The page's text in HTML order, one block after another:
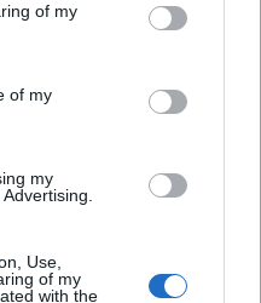
of my
of my
my
Use,
of my
with the
ανακοπή καθώς
για τους
της